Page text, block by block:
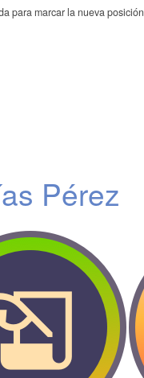
para marcar la nueva posición
Pérez